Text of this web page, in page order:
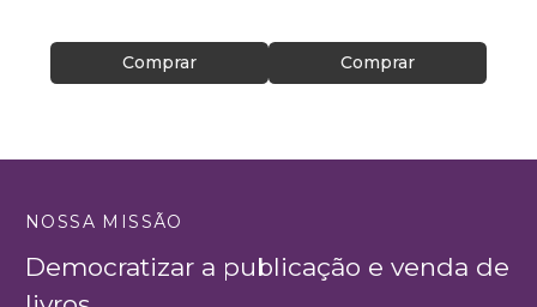
Comprar Comprar
NOSSA MISSÃO
Democratizar a publicação e venda de